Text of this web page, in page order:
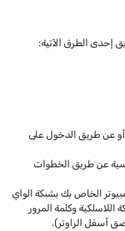
إحدى الطرق الآتية:
يمكنك التحكم من خلال تطبيق My WE أو عن طريق الدخول على
عن طريق الخطوات
الخاص بك بشبكة الواي
وكلمة المرور
أسفل الراوتر).